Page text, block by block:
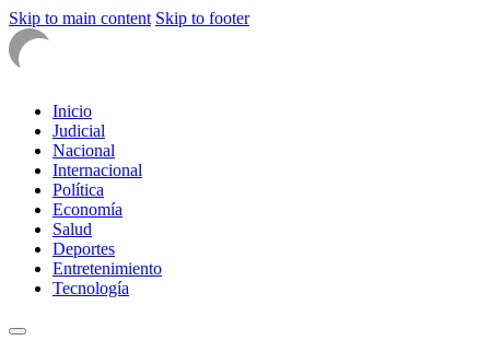
Skip to main content Skip to footer
Inicio
Judicial
Nacional
Internacional
Política
Economía
Salud
Deportes
Entretenimiento
Tecnología